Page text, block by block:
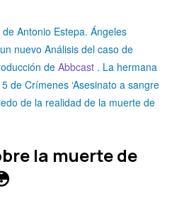
Antonio Estepa. Ángeles
nuevo Análisis del caso de
deAbbcast . La hermana
de Crímenes ‘Asesinato a sangre
de la realidad de la muerte de
la muerte de